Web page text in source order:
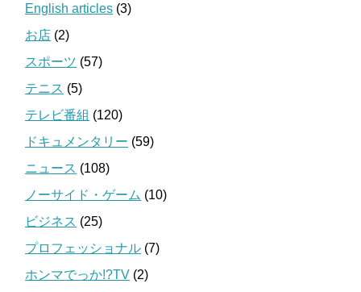
English articles (3)
お店 (2)
スポーツ (57)
テニス (5)
テレビ番組 (120)
ドキュメンタリー (59)
ニュース (108)
ノーサイド・ゲーム (10)
ビジネス (25)
プロフェッショナル (7)
ホンマでっか!?TV (2)